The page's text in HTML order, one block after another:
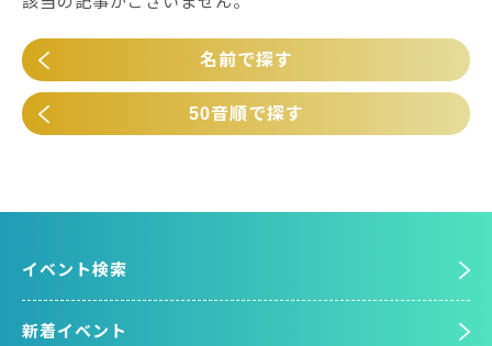
名前で探す
50音順で探す
イベント検索
新着イベント